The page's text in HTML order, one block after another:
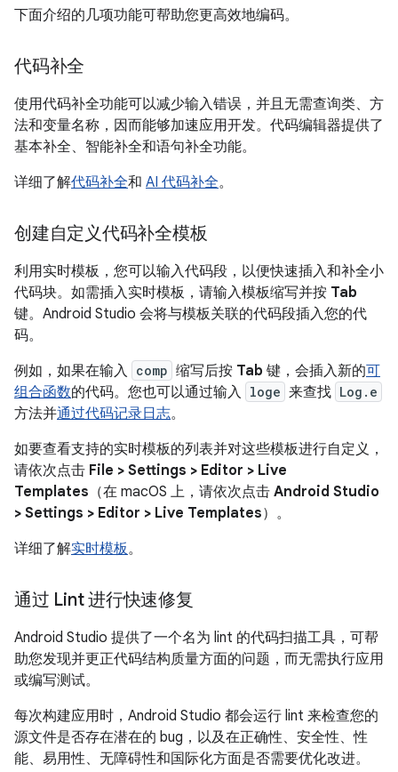
下面介绍的几项功能可帮助您更高效地编码。
代码补全
使用代码补全功能可以减少输入错误，并且无需查询类、方
法和变量名称，因而能够加速应用开发。代码编辑器提供了
基本补全、智能补全和语句补全功能。
详细了解代码补全和 AI 代码补全。
创建自定义代码补全模板
利用实时模板，您可以输入代码段，以便快速插入和补全小
代码块。如需插入实时模板，请输入模板缩写并按 Tab
键。Android Studio 会将与模板关联的代码段插入您的代
码。
例如，如果在输入 comp 缩写后按 Tab 键，会插入新的可
组合函数的代码。您也可以通过输入 loge 来查找 Log.e
方法并通过代码记录日志。
如要查看支持的实时模板的列表并对这些模板进行自定义，
请依次点击 File > Settings > Editor > Live
Templates （在 macOS 上，请依次点击 Android Studio
> Settings > Editor > Live Templates）。
详细了解实时模板。
通过 Lint 进行快速修复
Android Studio 提供了一个名为 lint 的代码扫描工具，可帮
助您发现并更正代码结构质量方面的问题，而无需执行应用
或编写测试。
每次构建应用时，Android Studio 都会运行 lint 来检查您的
源文件是否存在潜在的 bug，以及在正确性、安全性、性
能、易用性、无障碍性和国际化方面是否需要优化改进。